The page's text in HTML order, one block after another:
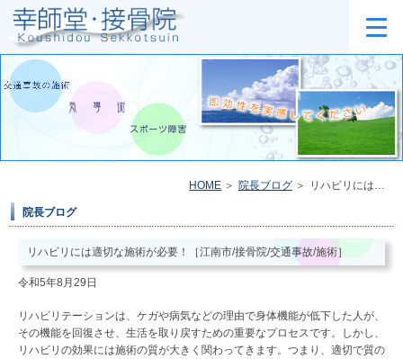
HOME 院長ブログ リハビリには適切な施術が必要！［江南市/接骨院/交通事故/施術］
院長ブログ
リハビリには適切な施術が必要！［江南市/接骨院/交通事故/施術］
令和5年8月29日
リハビリテーションは、ケガや病気などの理由で身体機能が低下した人が、
その機能を回復させ、生活を取り戻すための重要なプロセスです。しかし、
リハビリの効果には施術の質が大きく関わってきます。つまり、適切で質の